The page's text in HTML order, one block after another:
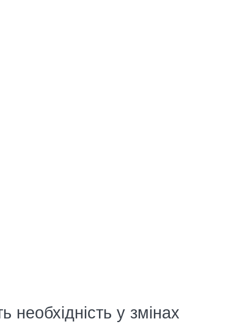
необхідність у змінах